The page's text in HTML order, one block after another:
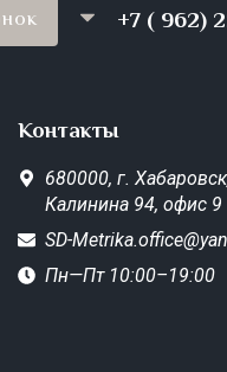
+7 ( 962)
Контакты
680000, г.
Калинина 94, офис 9
SD-
Пн—Пт 10:00–19:00